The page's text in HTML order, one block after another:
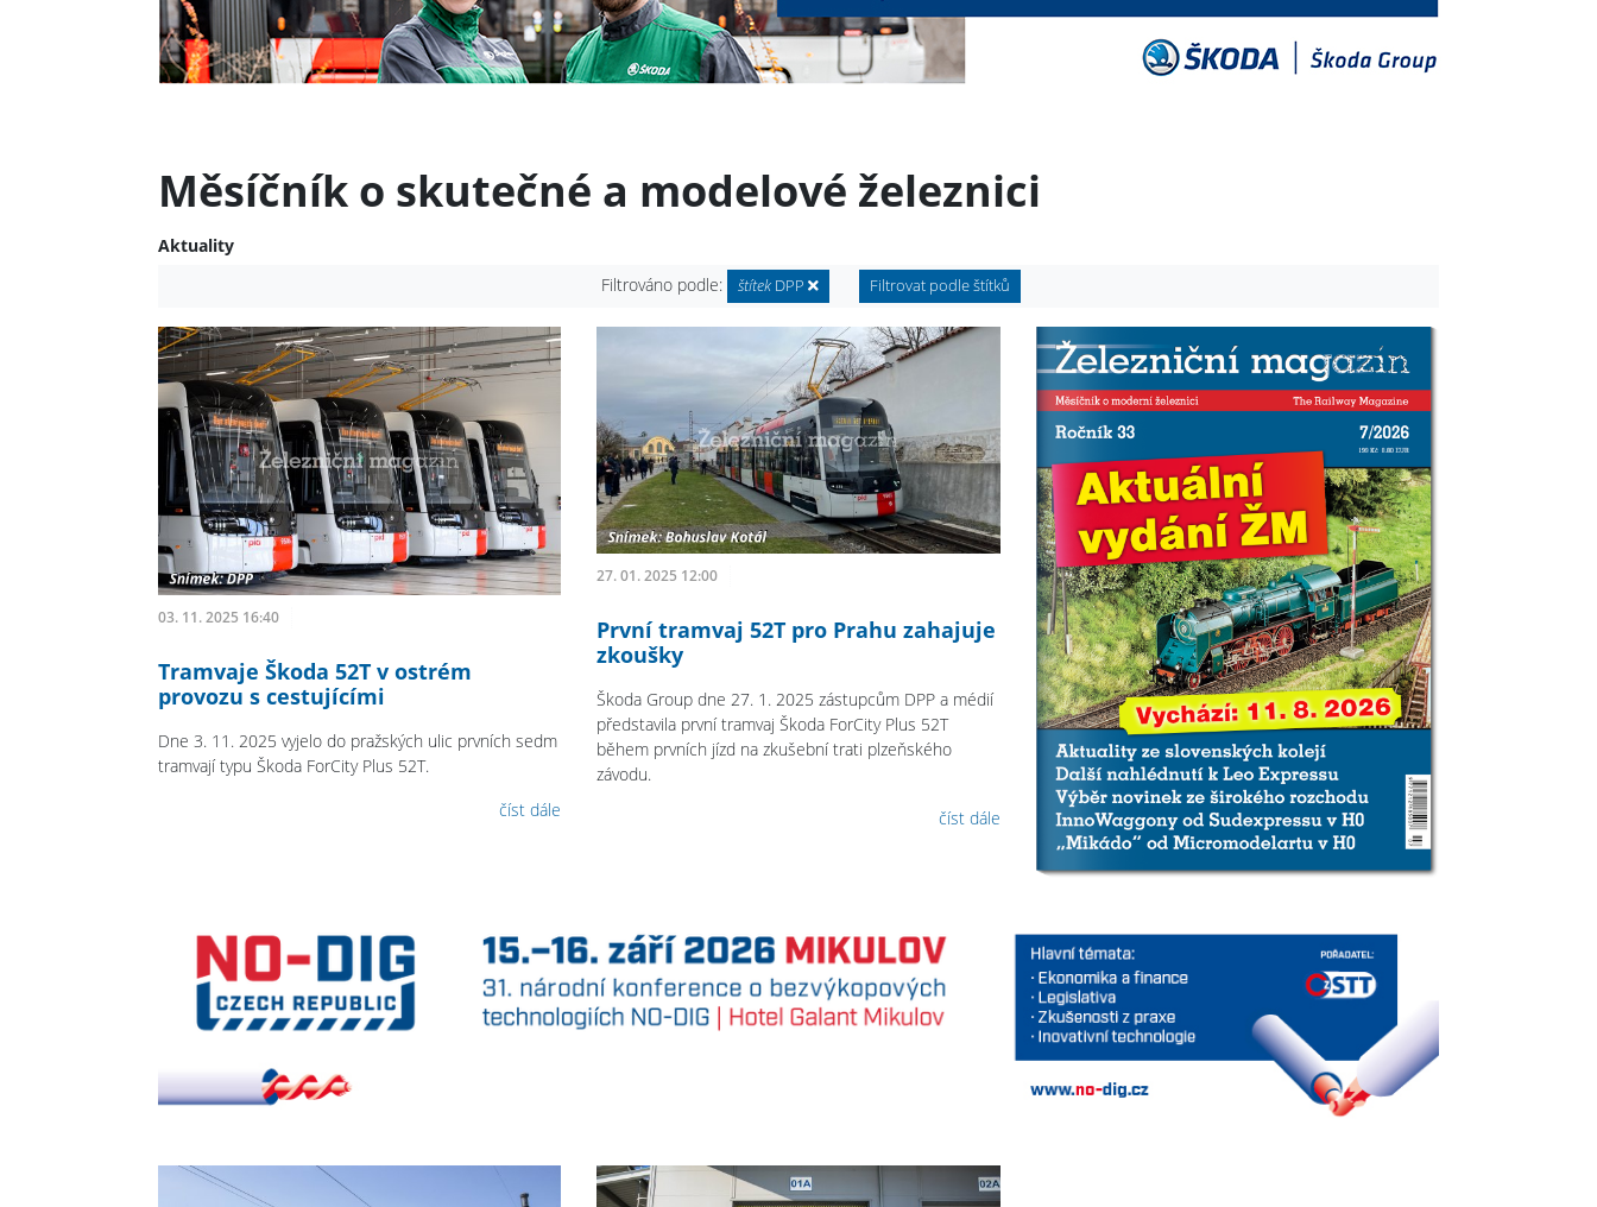
Měsíčník o skutečné a modelové železnici
Aktuality
Filtrováno podle:
štítek DPP Filtrovat podle štítků
03. 11. 2025 16:40
Tramvaje Škoda 52T v ostrém
provozu s cestujícími
Dne 3. 11. 2025 vyjelo do pražských ulic prvních sedm
tramvají typu Škoda ForCity Plus 52T.
číst dále
27. 01. 2025 12:00
První tramvaj 52T pro Prahu zahajuje
zkoušky
Škoda Group dne 27. 1. 2025 zástupcům DPP a médií
představila první tramvaj Škoda ForCity Plus 52T
během prvních jízd na zkušební trati plzeňského
závodu.
číst dále